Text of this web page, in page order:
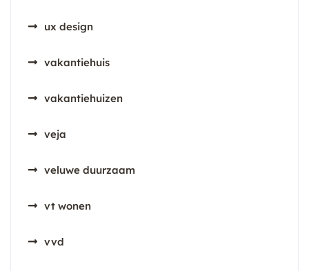
ux design
vakantiehuis
vakantiehuizen
veja
veluwe duurzaam
vt wonen
vvd